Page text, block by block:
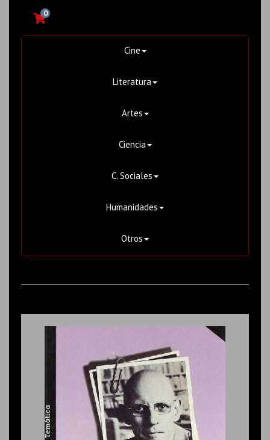
0
Cine
Literatura
Artes
Ciencia
C. Sociales
Humanidades
Otros